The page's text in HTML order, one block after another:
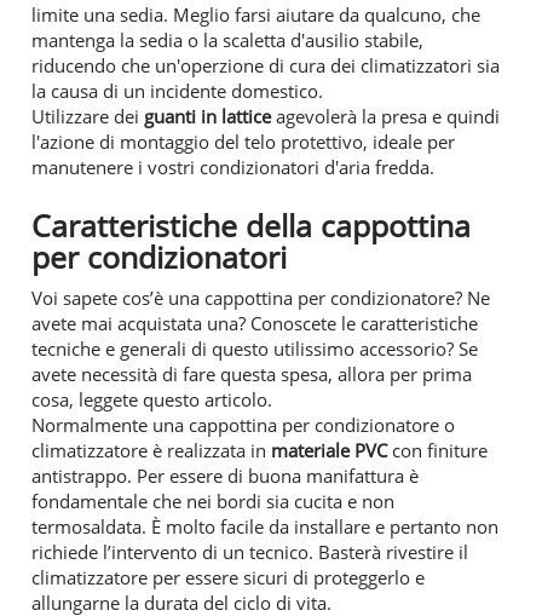
limite una sedia. Meglio farsi aiutare da qualcuno, che
mantenga la sedia o la scaletta d'ausilio stabile,
riducendo che un'operzione di cura dei climatizzatori sia
la causa di un incidente domestico.
Utilizzare dei guanti in latticeagevolerà la presa e quindi
l'azione di montaggio del telo protettivo, ideale per
manutenere i vostri condizionatori d'aria fredda.
Caratteristiche della cappottina
per condizionatori
Voi sapete cos’è una cappottina per condizionatore? Ne
avete mai acquistata una? Conoscete le caratteristiche
tecniche e generali di questo utilissimo accessorio? Se
avete necessità di fare questa spesa, allora per prima
cosa, leggete questo articolo.
Normalmente una cappottina per condizionatore o
climatizzatore è realizzata in materiale PVC con finiture
antistrappo. Per essere di buona manifattura è
fondamentale che nei bordi sia cucita e non
termosaldata. È molto facile da installare e pertanto non
richiede l’intervento di un tecnico. Basterà rivestire il
climatizzatore per essere sicuri di proteggerlo e
allungarne la durata del ciclo di vita.